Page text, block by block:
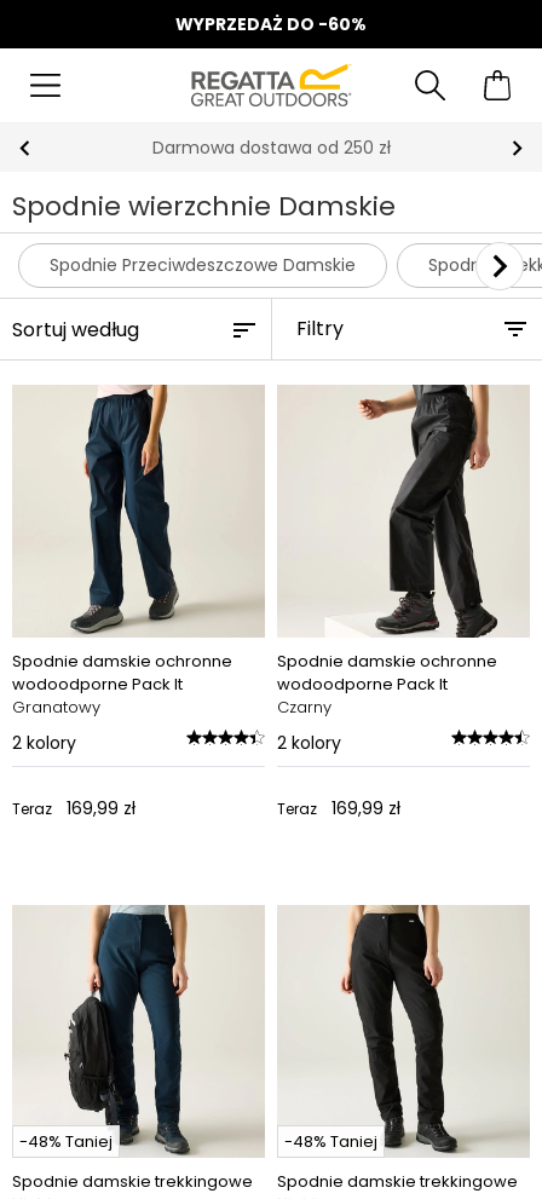
WYPRZEDAŻ DO -60%
Darmowa dostawa od 250 zł
Spodnie wierzchnie Damskie
Spodnie Przeciwdeszczowe Damskie Spodnie
Filtry
Spodnie damskie ochronne
wodoodporne Pack It
Granatowy
2 kolory
Teraz 169,99 zł
Spodnie damskie ochronne
wodoodporne Pack It
Czarny
2 kolory
Teraz 169,99 zł
-48% Taniej
Spodnie damskie trekkingowe
-48% Taniej
Spodnie damskie trekkingowe